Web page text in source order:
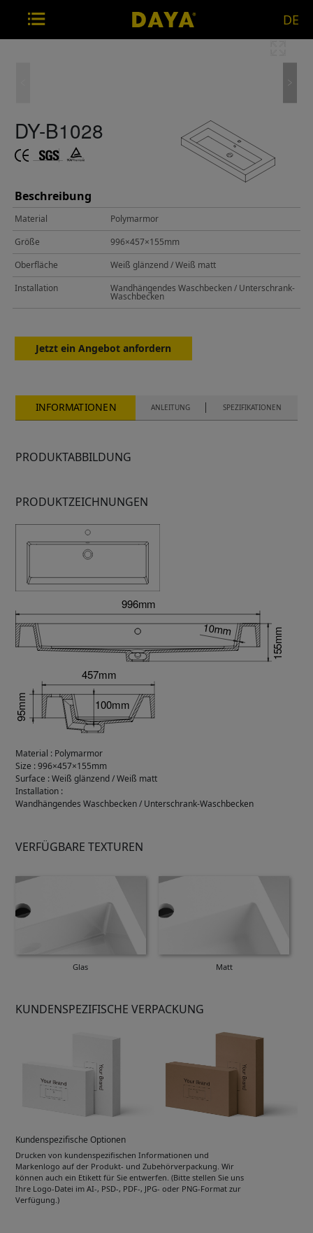
DE
DY-B1028
Beschreibung
Material
Polymarmor
Größe
996×457×155mm
Oberfläche
Weiß glänzend / Weiß matt
Installation
Wandhängendes Waschbecken / Unterschrank-
Waschbecken
Jetzt ein Angebot anfordern
INFORMATIONEN ANLEITUNG SPEZIFIKATIONEN
PRODUKTABBILDUNG
PRODUKTZEICHNUNGEN
Material : Polymarmor
Size :996×457×155mm
Surface :Weiß glänzend / Weiß matt
Installation :
Wandhängendes Waschbecken / Unterschrank-Waschbecken
VERFÜGBARE TEXTUREN
Glas Matt
KUNDENSPEZIFISCHE VERPACKUNG
Kundenspezifische Optionen
Drucken von kundenspezifischen Informationen und
Markenlogo auf der Produkt- und Zubehörverpackung. Wir
können auch ein Etikett für Sie entwerfen. (Bitte stellen Sie uns
Ihre Logo-Datei im AI-, PSD-, PDF-, JPG- oder PNG-Format zur
Verfügung.)